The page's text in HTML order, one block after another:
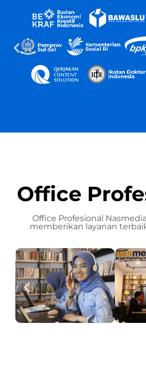
Office
Office Profesional
memberikan layanan